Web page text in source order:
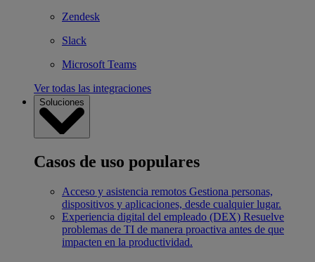
Zendesk
Slack
Microsoft Teams
Ver todas las integraciones
Soluciones
Casos de uso populares
Acceso y asistencia remotos Gestiona personas,
dispositivos y aplicaciones, desde cualquier lugar.
Experiencia digital del empleado (DEX) Resuelve
problemas de TI de manera proactiva antes de que
impacten en la productividad.